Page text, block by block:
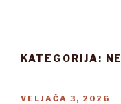
KATEGORIJA:
OBJAVLJENO
VELJAČA 3, 2026